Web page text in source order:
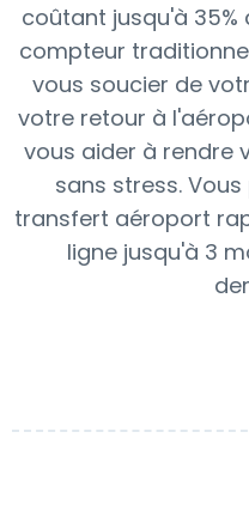
coûtant jusqu'à 35%
compteur
vous soucier de
votre retour à
vous aider à rendre
sans stress.
transfert aéroport
ligne jusqu'à 3